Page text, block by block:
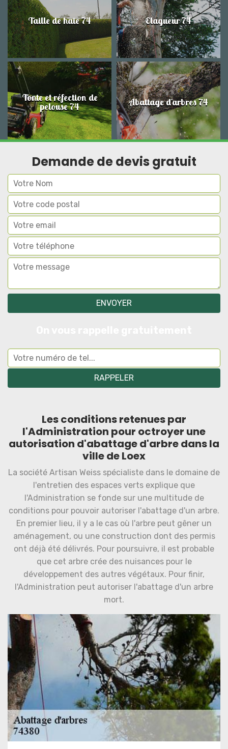
Taille de haie 74 Elagueur 74
Tonte et réfection de
pelouse 74 Abattage d'arbres 74
Demande de devis gratuit
Les conditions retenues par
l'Administration pour octroyer une
autorisation d'abattage d'arbre dans la
ville de Loex
La société Artisan Weiss spécialiste dans le domaine de
l'entretien des espaces verts explique que
l'Administration se fonde sur une multitude de
conditions pour pouvoir autoriser l'abattage d'un arbre.
En premier lieu, il y a le cas où l'arbre peut gêner un
aménagement, ou une construction dont des permis
ont déjà été délivrés. Pour poursuivre, il est probable
que cet arbre crée des nuisances pour le
développement des autres végétaux. Pour finir,
l'Administration peut autoriser l'abattage d'un arbre
mort.